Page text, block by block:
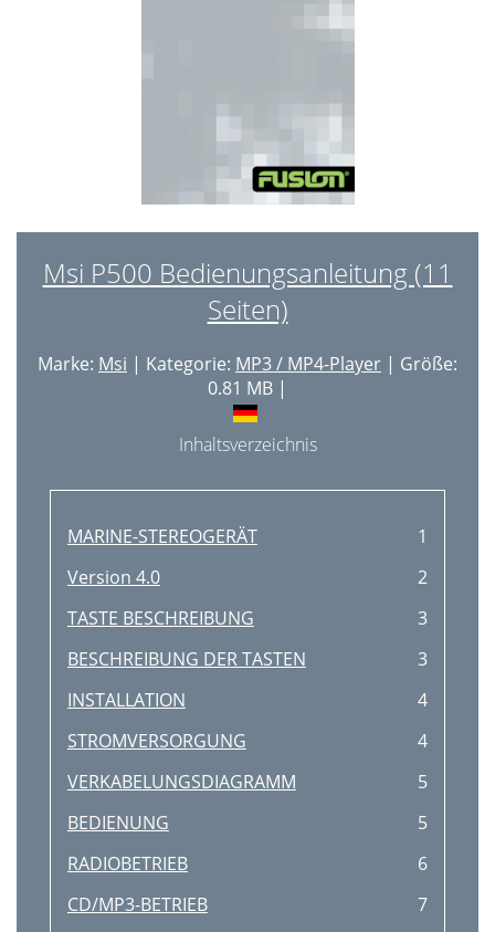
Msi P500 Bedienungsanleitung (11
Seiten)
Marke: Msi | Kategorie: MP3 / MP4-Player | Größe:
0.81 MB |
Inhaltsverzeichnis
MARINE-STEREOGERÄT
1
Version 4.0
2
TASTE BESCHREIBUNG
3
BESCHREIBUNG DER TASTEN
3
INSTALLATION
4
STROMVERSORGUNG
4
VERKABELUNGSDIAGRAMM
5
BEDIENUNG
5
RADIOBETRIEB
6
CD/MP3-BETRIEB
7